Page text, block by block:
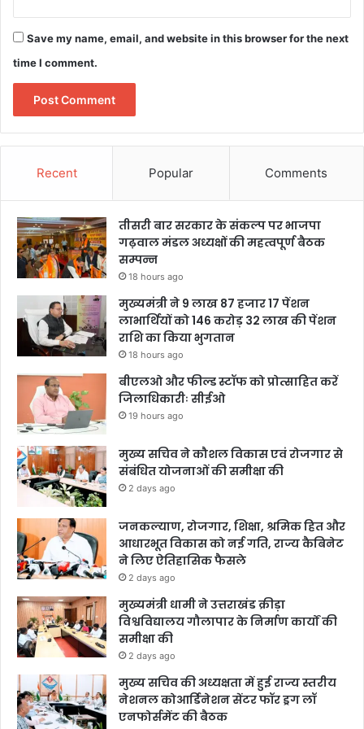
Save my name, email, and website in this browser for the next
time I comment.
Recent Popular Comments
तीसरी बार सरकार के संकल्प पर भाजपा
गढ़वाल मंडल अध्यक्षों की महत्वपूर्ण बैठक
सम्पन्न
18 hours ago
मुख्यमंत्री ने 9 लाख 87 हजार 17 पेंशन
लाभार्थियों को 146 करोड़ 32 लाख की पेंशन
राशि का किया भुगतान
18 hours ago
बीएलओ और फील्ड स्टॉफ को प्रोत्साहित करें
जिलाधिकारीः सीईओ
19 hours ago
मुख्य सचिव ने कौशल विकास एवं रोजगार से
संबंधित योजनाओं की समीक्षा की
2 days ago
जनकल्याण, रोजगार, शिक्षा, श्रमिक हित और
आधारभूत विकास को नई गति, राज्य कैबिनेट
ने लिए ऐतिहासिक फैसले
2 days ago
मुख्यमंत्री धामी ने उत्तराखंड क्रीड़ा
विश्वविद्यालय गौलापार के निर्माण कार्यों की
समीक्षा की
2 days ago
मुख्य सचिव की अध्यक्षता में हुई राज्य स्तरीय
नेशनल कोआर्डिनेशन सेंटर फॉर ड्रग लॉ
एनफोर्समेंट की बैठक